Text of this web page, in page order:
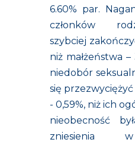
6.60% par.
członków
szybciej
niż małżeństwa
niedobór
się
- 0,59%, niż ich
nieobecność
zniesienia